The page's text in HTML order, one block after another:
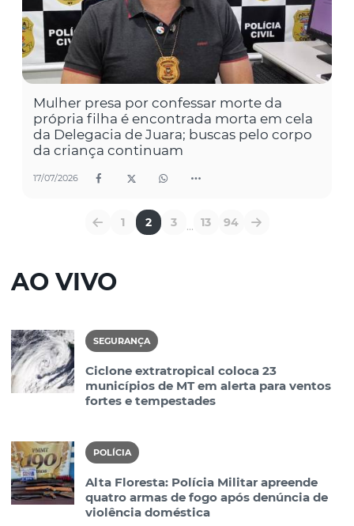
Mulher presa por confessar morte da
própria filha é encontrada morta em cela
da Delegacia de Juara; buscas pelo corpo
da criança continuam
17/07/2026
1 2 3 ... 13 94
AO VIVO
SEGURANÇA
Ciclone extratropical coloca 23
municípios de MT em alerta para ventos
fortes e tempestades
POLÍCIA
Alta Floresta: Polícia Militar apreende
quatro armas de fogo após denúncia de
violência doméstica